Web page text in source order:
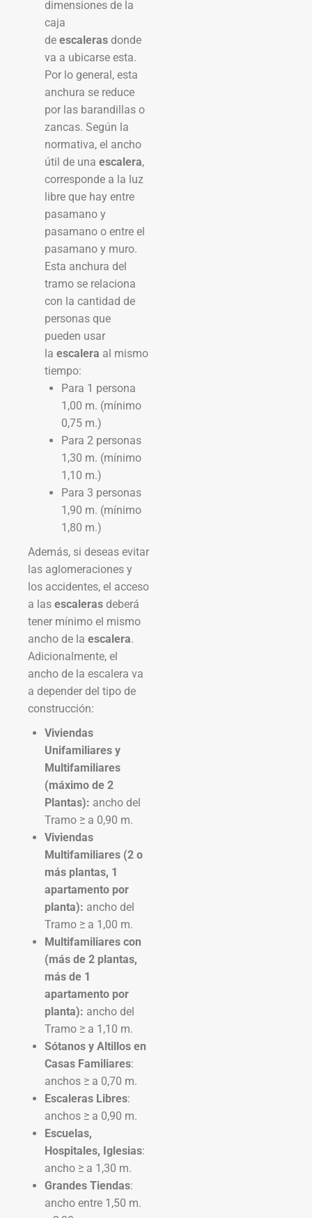
dimensiones de la
caja
de escaleras donde
va a ubicarse esta.
Por lo general, esta
anchura se reduce
por las barandillas o
zancas. Según la
normativa, el ancho
útil de una escalera,
corresponde a la luz
libre que hay entre
pasamano y
pasamano o entre el
pasamano y muro.
Esta anchura del
tramo se relaciona
con la cantidad de
personas que
pueden usar
la escalera al mismo
tiempo:
Para 1 persona
1,00 m. (mínimo
0,75 m.)
Para 2 personas
1,30 m. (mínimo
1,10 m.)
Para 3 personas
1,90 m. (mínimo
1,80 m.)
Además, si deseas evitar
las aglomeraciones y
los accidentes, el acceso
a las escaleras deberá
tener mínimo el mismo
ancho de la escalera.
Adicionalmente, el
ancho de la escalera va
a depender del tipo de
construcción:
Viviendas
Unifamiliares y
Multifamiliares
(máximo de 2
Plantas): ancho del
Tramo ≥ a 0,90 m.
Viviendas
Multifamiliares (2 o
más plantas, 1
apartamento por
planta): ancho del
Tramo ≥ a 1,00 m.
Multifamiliares con
(más de 2 plantas,
más de 1
apartamento por
planta): ancho del
Tramo ≥ a 1,10 m.
Sótanos y Altillos en
Casas Familiares:
anchos ≥ a 0,70 m.
Escaleras Libres:
anchos ≥ a 0,90 m.
Escuelas,
Hospitales, Iglesias:
ancho ≥ a 1,30 m.
Grandes Tiendas:
ancho entre 1,50 m.